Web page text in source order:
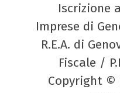
Iscrizione
Imprese di
R.E.A. di
Fiscale /
Copyright ©